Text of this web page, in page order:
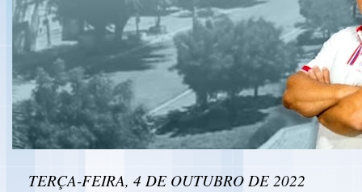
TERÇA-FEIRA, 4 DE OUTUBRO DE 2022